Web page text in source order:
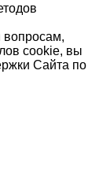
вопросам,
cookie, вы
Сайта по